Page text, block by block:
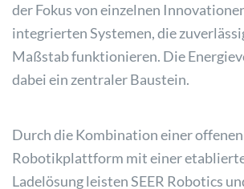
der Fokus von einzelnen
integrierten Systemen, die
Maßstab funktionieren. Die
dabei ein zentraler Baustein.
Durch die Kombination einer offenen
Robotikplattform mit einer
Ladelösung leisten SEER Robotics